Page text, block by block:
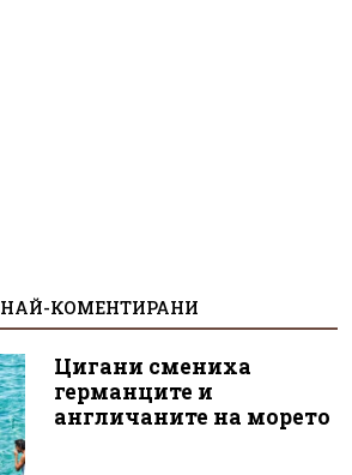
НАЙ-КОМЕНТИРАНИ
Цигани смениха
германците и
англичаните на морето